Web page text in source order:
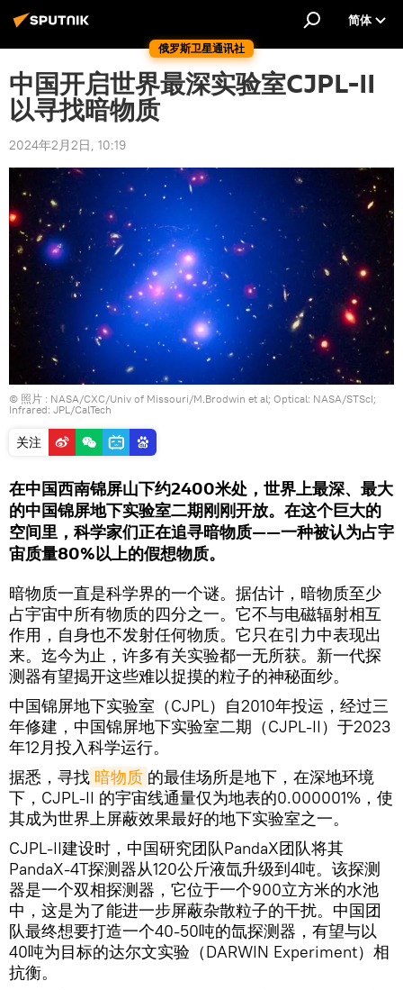
俄罗斯卫星通讯社
简体
中国开启世界最深实验室CJPL-II
以寻找暗物质
2024年2月2日, 10:19
© 照片 : NASA/CXC/Univ of Missouri/M.Brodwin et al; Optical: NASA/STScI;
Infrared: JPL/CalTech
关注
在中国西南锦屏山下约2400米处，世界上最深、最大
的中国锦屏地下实验室二期刚刚开放。在这个巨大的
空间里，科学家们正在追寻暗物质——一种被认为占宇
宙质量80%以上的假想物质。
暗物质一直是科学界的一个谜。据估计，暗物质至少
占宇宙中所有物质的四分之一。它不与电磁辐射相互
作用，自身也不发射任何物质。它只在引力中表现出
来。迄今为止，许多有关实验都一无所获。新一代探
测器有望揭开这些难以捉摸的粒子的神秘面纱。
中国锦屏地下实验室（CJPL）自2010年投运，经过三
年修建，中国锦屏地下实验室二期（CJPL-II）于2023
年12月投入科学运行。
据悉，寻找 暗物质 的最佳场所是地下，在深地环境
下，CJPL-II 的宇宙线通量仅为地表的0.000001%，使
其成为世界上屏蔽效果最好的地下实验室之一。
CJPL-II建设时，中国研究团队PandaX团队将其
PandaX-4T探测器从120公斤液氙升级到4吨。该探测
器是一个双相探测器，它位于一个900立方米的水池
中，这是为了能进一步屏蔽杂散粒子的干扰。中国团
队最终想要打造一个40-50吨的氙探测器，有望与以
40吨为目标的达尔文实验（DARWIN Experiment）相
抗衡。